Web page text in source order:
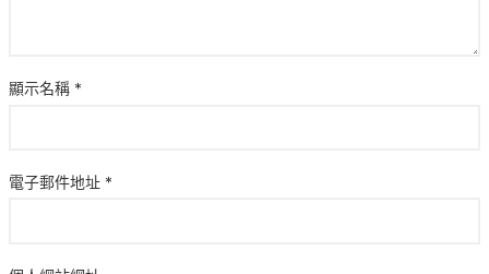
顯示名稱 *
電子郵件地址 *